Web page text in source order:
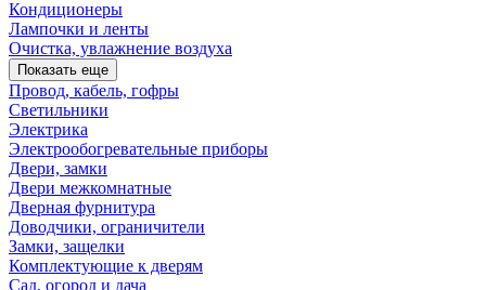
Кондиционеры
Лампочки и ленты
Очистка, увлажнение воздуха
Показать еще
Провод, кабель, гофры
Светильники
Электрика
Электрообогревательные приборы
Двери, замки
Двери межкомнатные
Дверная фурнитура
Доводчики, ограничители
Замки, защелки
Комплектующие к дверям
Сад, огород и дача